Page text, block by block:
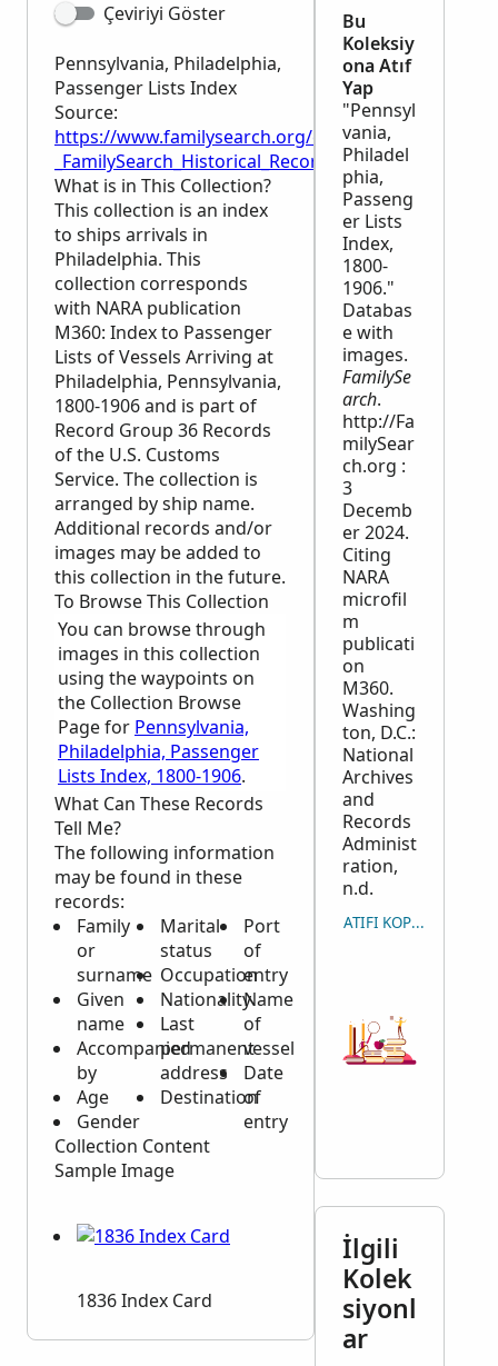
Çeviriyi Göster
Pennsylvania, Philadelphia,
Passenger Lists Index
Source:
https://www.familysearch.org/en/wiki/
_FamilySearch_Historical_Records
What is in This Collection?
This collection is an index
to ships arrivals in
Philadelphia. This
collection corresponds
with NARA publication
M360: Index to Passenger
Lists of Vessels Arriving at
Philadelphia, Pennsylvania,
1800-1906 and is part of
Record Group 36 Records
of the U.S. Customs
Service. The collection is
arranged by ship name.
Additional records and/or
images may be added to
this collection in the future.
To Browse This Collection
You can browse through
images in this collection
using the waypoints on
the Collection Browse
Page for Pennsylvania,
Philadelphia, Passenger
Lists Index, 1800-1906.
What Can These Records
Tell Me?
The following information
may be found in these
records:
Family
or
surname
Given
name
Accompanied
by
Age
Gender
Marital
status
Occupation
Nationality
Last
permanent
address
Destination
Port
of
entry
Name
of
vessel
Date
of
entry
Collection Content
Sample Image
1836 Index Card
Bu
Koleksiy
ona Atıf
Yap
"Pennsyl
vania,
Philadel
phia,
Passeng
er Lists
Index,
1800-
1906."
Databas
e with
images.
FamilySe
arch.
http://Fa
milySear
ch.org :
3
Decemb
er 2024.
Citing
NARA
microfil
m
publicati
on
M360.
Washing
ton, D.C.:
National
Archives
and
Records
Administ
ration,
n.d.
ATIFI KOPYALA
İlgili
Kolek
siyonl
ar